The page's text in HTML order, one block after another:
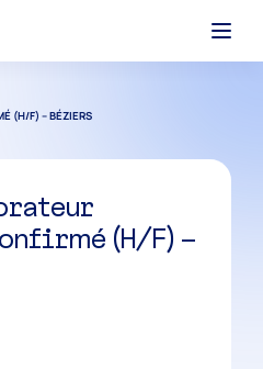
(H/F) – BÉZIERS
(H/F) –